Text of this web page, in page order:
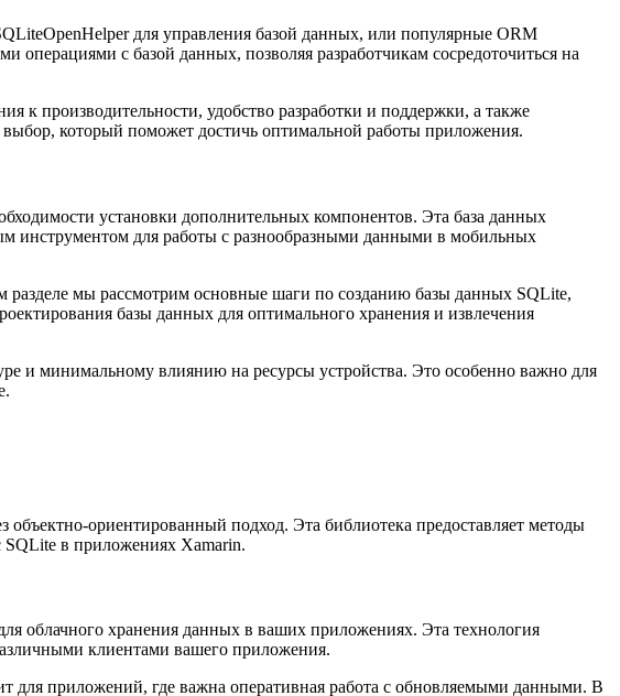
для управления базой данных, или популярные ORM
с базой данных, позволяя разработчикам сосредоточиться на
производительности, удобство разработки и поддержки, а также
который поможет достичь оптимальной работы приложения.
установки дополнительных компонентов. Эта база данных
инструментом для работы с разнообразными данными в мобильных
мы рассмотрим основные шаги по созданию базы данных SQLite,
базы данных для оптимального хранения и извлечения
и минимальному влиянию на ресурсы устройства. Это особенно важно для
ориентированный подход. Эта библиотека предоставляет методы
SQLite в приложениях Xamarin.
облачного хранения данных в ваших приложениях. Эта технология
клиентами вашего приложения.
для приложений, где важна оперативная работа с обновляемыми данными. В